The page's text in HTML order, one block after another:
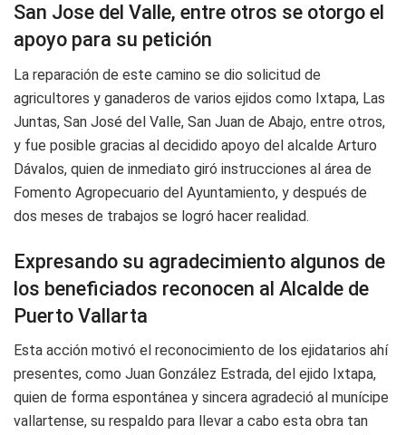
San Jose del Valle, entre otros se otorgo el
apoyo para su petición
La reparación de este camino se dio solicitud de
agricultores y ganaderos de varios ejidos como Ixtapa, Las
Juntas, San José del Valle, San Juan de Abajo, entre otros,
y fue posible gracias al decidido apoyo del alcalde Arturo
Dávalos, quien de inmediato giró instrucciones al área de
Fomento Agropecuario del Ayuntamiento, y después de
dos meses de trabajos se logró hacer realidad.
Expresando su agradecimiento algunos de
los beneficiados reconocen al Alcalde de
Puerto Vallarta
Esta acción motivó el reconocimiento de los ejidatarios ahí
presentes, como Juan González Estrada, del ejido Ixtapa,
quien de forma espontánea y sincera agradeció al munícipe
vallartense, su respaldo para llevar a cabo esta obra tan